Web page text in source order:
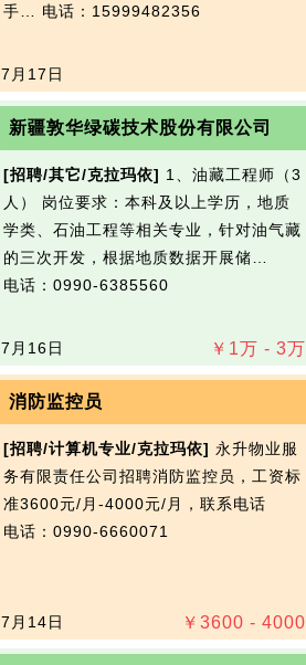
手… 电话：15999482356
7月17日
新疆敦华绿碳技术股份有限公司
[招聘/其它/克拉玛依] 1、油藏工程师（3
人） 岗位要求：本科及以上学历，地质
学类、石油工程等相关专业，针对油气藏
的三次开发，根据地质数据开展储…
电话：0990-6385560
￥ 1万 - 3万
7月16日
消防监控员
[招聘/计算机专业/克拉玛依] 永升物业服
务有限责任公司招聘消防监控员，工资标
准3600元/月-4000元/月，联系电话
电话：0990-6660071
￥ 3600 - 4000
7月14日